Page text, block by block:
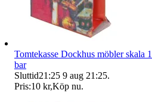
Tomtekasse Dockhus möbler skala
bar
Sluttid21:25 9 aug 21:25.
Pris:10 kr,Köp nu.